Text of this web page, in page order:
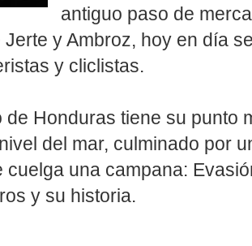
antiguo paso de
Jerte y Ambroz, hoy en día
y cliclistas.
de Honduras tiene su punto
del mar, culminado por
cuelga una campana:
y su historia.